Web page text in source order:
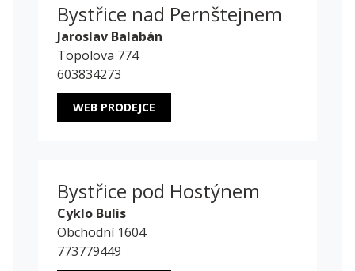
Bystřice nad Pernštejnem
Jaroslav Balabán
Topolova 774
603834273
WEB PRODEJCE
Bystřice pod Hostýnem
Cyklo Bulis
Obchodní 1604
773779449